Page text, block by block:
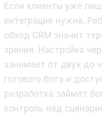
Если клиенты уже
интеграция нужна.
обход CRM значит
зрения. Настройка
занимает от двух до
готового бота и
разработка займёт
контроль над